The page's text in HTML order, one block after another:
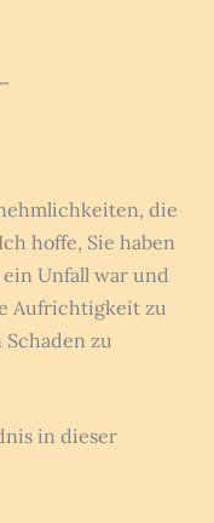
die
hoffe, Sie haben
Unfall war und
Aufrichtigkeit zu
zu
in dieser